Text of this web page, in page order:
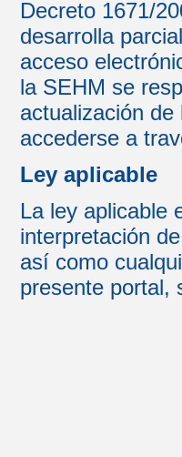
Decreto 1671/
desarrolla
acceso
la SEHM se
actualización
accederse a
Ley aplicable
La ley aplicable
interpretación
así como
presente portal,